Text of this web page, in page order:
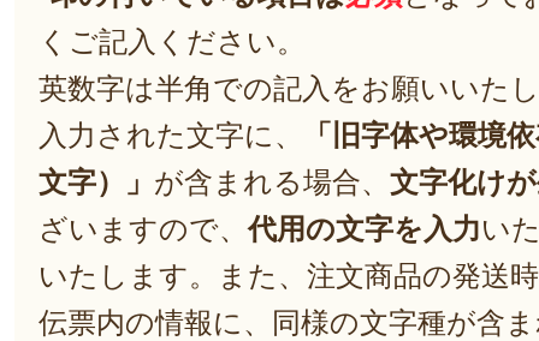
くご記入ください。
英数字は半角での記入をお願いいた
入力された文字に、
「旧字体や環境
文字）」 が含まれる場合、 文字化け
ざいますので、代用の文字を入力い
いたします。また、注文商品の発送
伝票内の情報に、同様の文字種が含